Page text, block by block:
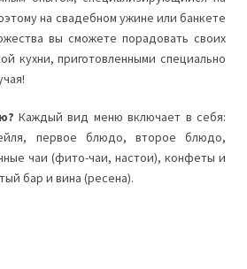
на свадебном ужине или банкете
вы сможете порадовать своих
кухни, приготовленными специально
Каждый вид меню включает в себя:
первое блюдо, второе блюдо,
чаи (фито-чаи, настои), конфеты и
бар и вина (ресена).